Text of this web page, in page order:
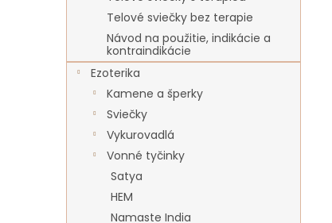
Telové sviečky bez terapie
Návod na použitie, indikácie a
kontraindikácie
Ezoterika
Kamene a šperky
Sviečky
Vykurovadlá
Vonné tyčinky
Satya
HEM
Namaste India